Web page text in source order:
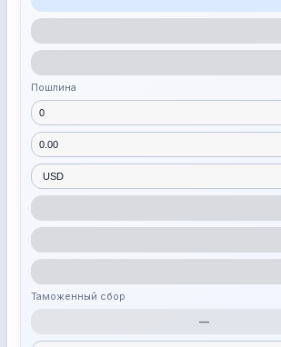
Пошлина
Таможенный сбор
—